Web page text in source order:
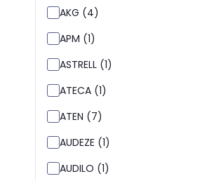
AKG (4)
APM (1)
ASTRELL (1)
ATECA (1)
ATEN (7)
AUDEZE (1)
AUDILO (1)